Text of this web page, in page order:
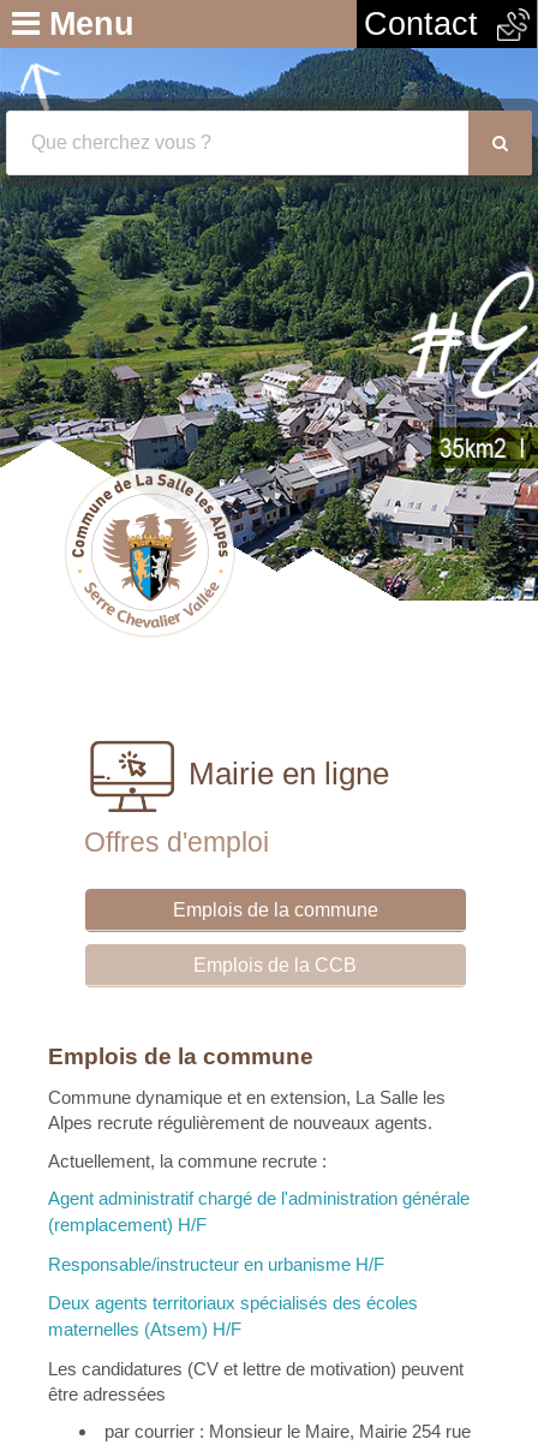
Contact
Menu
Mairie en ligne
Offres d'emploi
Emplois de la commune
Emplois de la CCB
Emplois de la commune
Commune dynamique et en extension, La Salle les
Alpes recrute régulièrement de nouveaux agents.
Actuellement, la commune recrute :
Agent administratif chargé de l'administration générale
(remplacement) H/F
Responsable/instructeur en urbanisme H/F
Deux agents territoriaux spécialisés des écoles
maternelles (Atsem) H/F
Les candidatures (CV et lettre de motivation) peuvent
être adressées
par courrier : Monsieur le Maire, Mairie 254 rue